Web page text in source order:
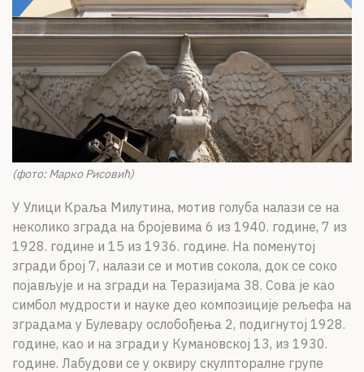
(фото: Марко Рисовић)
У Улици Краља Милутина, мотив голуба налази се на
неколико зграда на бројевима 6 из 1940. године, 7 из
1928. године и 15 из 1936. године. На поменутој
згради број 7, налази се и мотив сокола, док се соко
појављује и на згради на Теразијама 38. Сова је као
симбол мудрости и науке део композиције рељефа на
зградама у Булевару ослобођења 2, подигнутој 1928.
године, као и на згради у Кумановској 13, из 1930.
године. Лабудови се у оквиру скулпторалне групе